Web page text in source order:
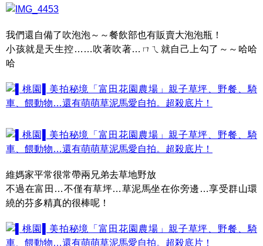
我們還自備了吹泡泡～～餐飲部也有販賣大泡泡瓶！
小孩就是天生控……吹著吹著…ㄇㄟ就自己上勾了～～哈哈
哈
維媽家平常很常帶兩兄弟去草地野放
不過在富田…不僅有草坪…草泥馬坐在你旁邊…享受群山環
繞的芬多精真的很棒呢！